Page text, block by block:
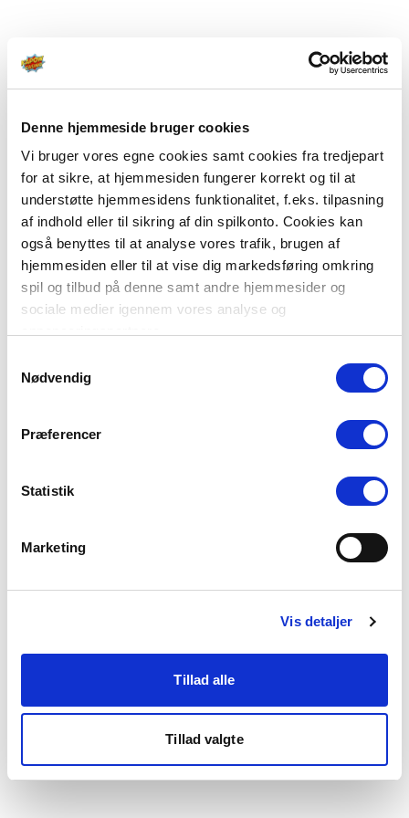
Denne hjemmeside bruger cookies
Vi bruger vores egne cookies samt cookies fra tredjepart
for at sikre, at hjemmesiden fungerer korrekt og til at
understøtte hjemmesidens funktionalitet, f.eks. tilpasning
af indhold eller til sikring af din spilkonto. Cookies kan
også benyttes til at analyse vores trafik, brugen af
hjemmesiden eller til at vise dig markedsføring omkring
spil og tilbud på denne samt andre hjemmesider og
sociale medier igennem vores analyse og
Du kan læse mere om vores brug af cookies under
"Detaljer" eller ved at klikke videre til vores Cookiepolitik,
Nødvendig
Præferencer
Statistik
Marketing
Vis detaljer
Tillad alle
Tillad valgte